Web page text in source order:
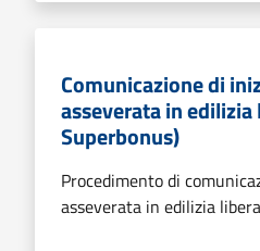
Comunicazione di
asseverata in edilizia
Superbonus)
Procedimento di
asseverata in edilizia